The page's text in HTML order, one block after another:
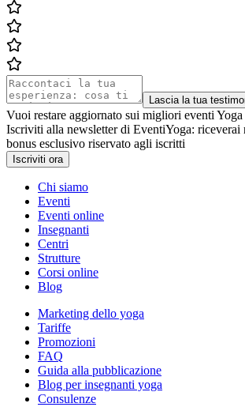
Lascia la tua
Vuoi restare aggiornato sui migliori eventi Yoga
Iscriviti alla newsletter di EventiYoga: riceverai
bonus esclusivo riservato agli iscritti
Iscriviti ora
Chi siamo
Eventi
Eventi online
Insegnanti
Centri
Strutture
Corsi online
Blog
Marketing dello yoga
Tariffe
Promozioni
FAQ
Guida alla pubblicazione
Blog per insegnanti yoga
Consulenze